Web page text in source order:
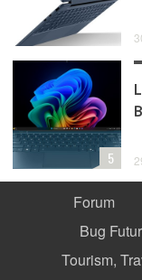
5
Forum
Bug
Tourism,